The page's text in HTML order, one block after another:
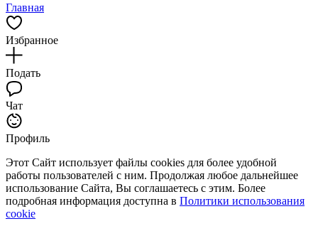
Главная
Избранное
Подать
Чат
Профиль
Этот Сайт использует файлы cookies для более удобной
работы пользователей с ним. Продолжая любое дальнейшее
использование Сайта, Вы соглашаетесь с этим. Более
подробная информация доступна в Политики использования
cookie